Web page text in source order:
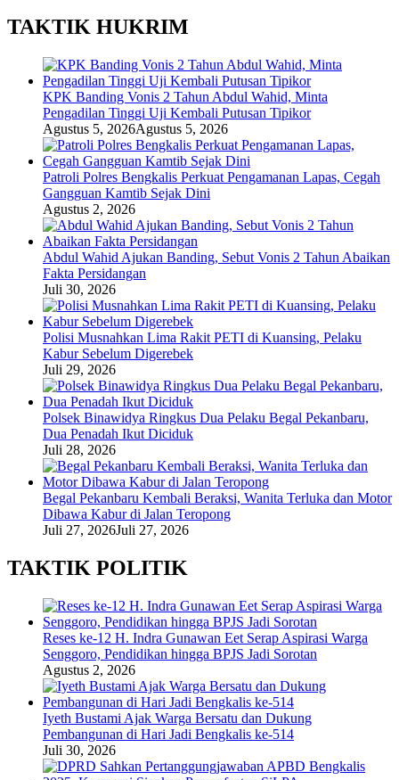
TAKTIK HUKRIM
KPK Banding Vonis 2 Tahun Abdul Wahid, Minta
Pengadilan Tinggi Uji Kembali Putusan Tipikor
Agustus 5, 2026Agustus 5, 2026
Patroli Polres Bengkalis Perkuat Pengamanan Lapas, Cegah
Gangguan Kamtib Sejak Dini
Agustus 2, 2026
Abdul Wahid Ajukan Banding, Sebut Vonis 2 Tahun Abaikan
Fakta Persidangan
Juli 30, 2026
Polisi Musnahkan Lima Rakit PETI di Kuansing, Pelaku
Kabur Sebelum Digerebek
Juli 29, 2026
Polsek Binawidya Ringkus Dua Pelaku Begal Pekanbaru,
Dua Penadah Ikut Diciduk
Juli 28, 2026
Begal Pekanbaru Kembali Beraksi, Wanita Terluka dan Motor
Dibawa Kabur di Jalan Teropong
Juli 27, 2026Juli 27, 2026
TAKTIK POLITIK
Reses ke-12 H. Indra Gunawan Eet Serap Aspirasi Warga
Senggoro, Pendidikan hingga BPJS Jadi Sorotan
Agustus 2, 2026
Iyeth Bustami Ajak Warga Bersatu dan Dukung
Pembangunan di Hari Jadi Bengkalis ke-514
Juli 30, 2026